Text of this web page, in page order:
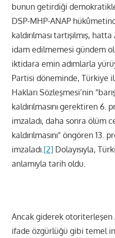
bunun getirdiği
DSP-MHP-ANAP
kaldırılması tartışılmış,
idam edilmemesi gündem
iktidara emin adımlarla
Partisi döneminde, Türkiye
Hakları Sözleşmesi’nin
kaldırılmasını gerektiren 6.
imzaladı, daha sonra ölüm
kaldırılmasını” öngören 13.
imzaladı.[2]Dolayısıyla,
anlamıyla tarih oldu.
Ancak giderek otoriterleşen
ifade özgürlüğü gibi temel